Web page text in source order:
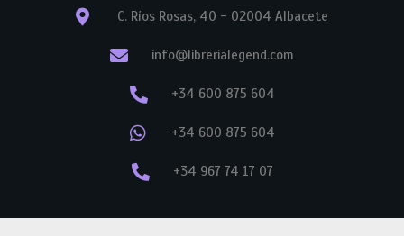
C. Ríos Rosas, 40 - 02004 Albacete
info@librerialegend.com
+34 600 875 604
+34 600 875 604
+34 967 74 17 07